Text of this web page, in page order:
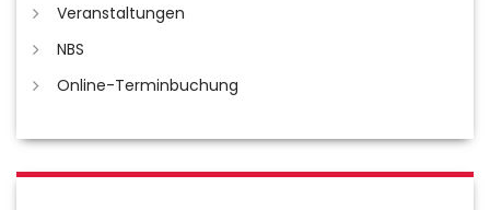
Veranstaltungen
NBS
Online-Terminbuchung